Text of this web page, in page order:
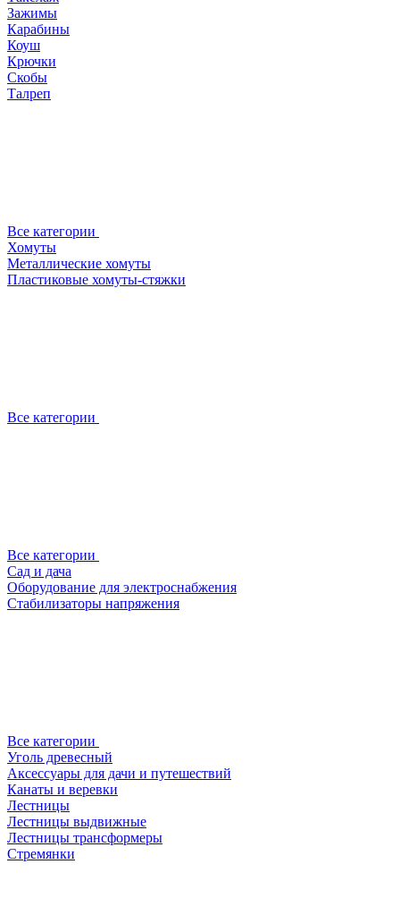
Зажимы
Карабины
Коуш
Крючки
Скобы
Талреп
Все категории
Хомуты
Металлические хомуты
Пластиковые хомуты-стяжки
Все категории
Все категории
Сад и дача
Оборудование для электроснабжения
Стабилизаторы напряжения
Все категории
Уголь древесный
Аксессуары для дачи и путешествий
Канаты и веревки
Лестницы
Лестницы выдвижные
Лестницы трансформеры
Стремянки